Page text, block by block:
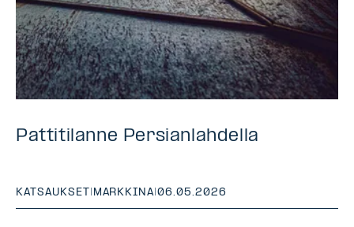
Pattitilanne Persianlahdella
KATSAUKSET | MARKKINA|06.05.2026